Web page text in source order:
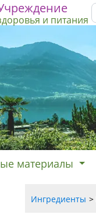
и питания
материалы
Ингредиенты